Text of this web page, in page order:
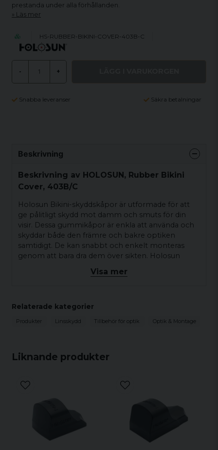
prestanda under alla förhållanden.
Läs mer
HS-RUBBER-BIKINI-COVER-403B-C
- +
Snabba leveranser Säkra betalningar
Liknande produkter
Beskrivning
Beskrivning av HOLOSUN, Rubber Bikini
Cover, 403B/C
Holosun Bikini-skyddskåpor är utformade för att
ge pålitligt skydd mot damm och smuts för din
visir. Dessa gummikåpor är enkla att använda och
skyddar både den främre och bakre optiken
samtidigt. De kan snabbt och enkelt monteras
genom att bara dra dem över sikten. Holosun
kompatibel med alla MICRO Holosun-sikten
Enkel hantering: Snabb och enkel
montering genom att dra på kåporna.
användning.
damm och smuts effektivt.
sikten.
Dimensioner: 33x28x13 mm
Visa mer
Relaterade kategorier
Produkter Linsskydd Tillbehör för optik Optik & Montage